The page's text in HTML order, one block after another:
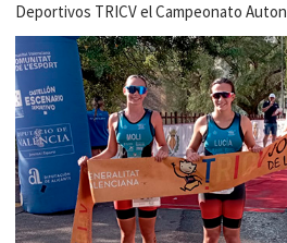
Deportivos TRICV el Campeonato